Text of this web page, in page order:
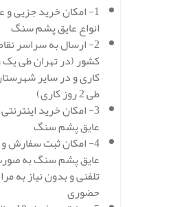
1- امکان خرید جزیی و
انواع عایق پشم سنگ
2- ارسال به سراسر
کشور (در تهران طی یک
کاری و در سایر
طی 2 روز کاری)
3- امکان خرید
عایق پشم سنگ
4- امکان ثبت سفارش
عایق پشم سنگ به
تلفنی و بدون نیاز به
حضوری